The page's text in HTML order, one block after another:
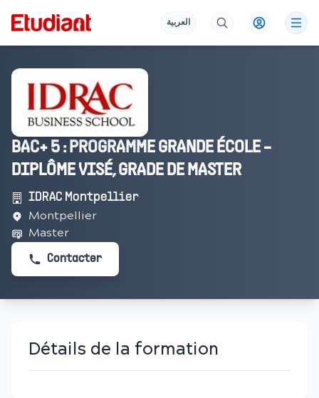
العربية
BAC+ 5 : PROGRAMME GRANDE ÉCOLE -
DIPLÔME VISÉ, GRADE DE MASTER
IDRAC Montpellier
Montpellier
Master
Contacter
Détails de la formation